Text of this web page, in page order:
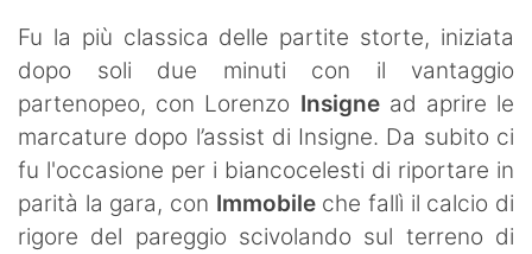
Fu la più classica delle partite storte, iniziata
dopo soli due minuti con il vantaggio
partenopeo, con Lorenzo Insignead aprire le
marcature dopo l’assist di Insigne. Da subito ci
fu l'occasione per i biancocelesti di riportare in
parità la gara, con Immobileche fallì il calcio di
rigore del pareggio scivolando sul terreno di